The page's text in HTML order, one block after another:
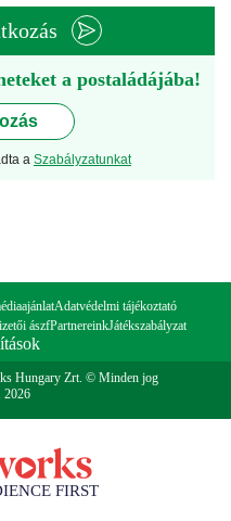
a postaládájába!
a Szabályzatunkat
Adatvédelmi tájékoztató
ászfPartnereinkJátékszabályzat
Hungary Zrt. © Minden jog
2026